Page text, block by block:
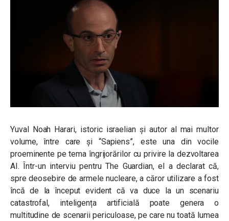
Yuval Noah Harari, istoric israelian și autor al mai multor
volume, între care și “Sapiens”, este una din vocile
proeminente pe tema îngrijorărilor cu privire la dezvoltarea
AI. Într-un interviu pentru The Guardian, el a declarat că,
spre deosebire de armele nucleare, a căror utilizare a fost
încă de la început evident că va duce la un scenariu
catastrofal, inteligența artificială poate genera o
multitudine de scenarii periculoase, pe care nu toată lumea